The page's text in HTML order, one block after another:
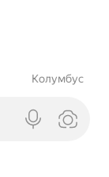
Колумбус